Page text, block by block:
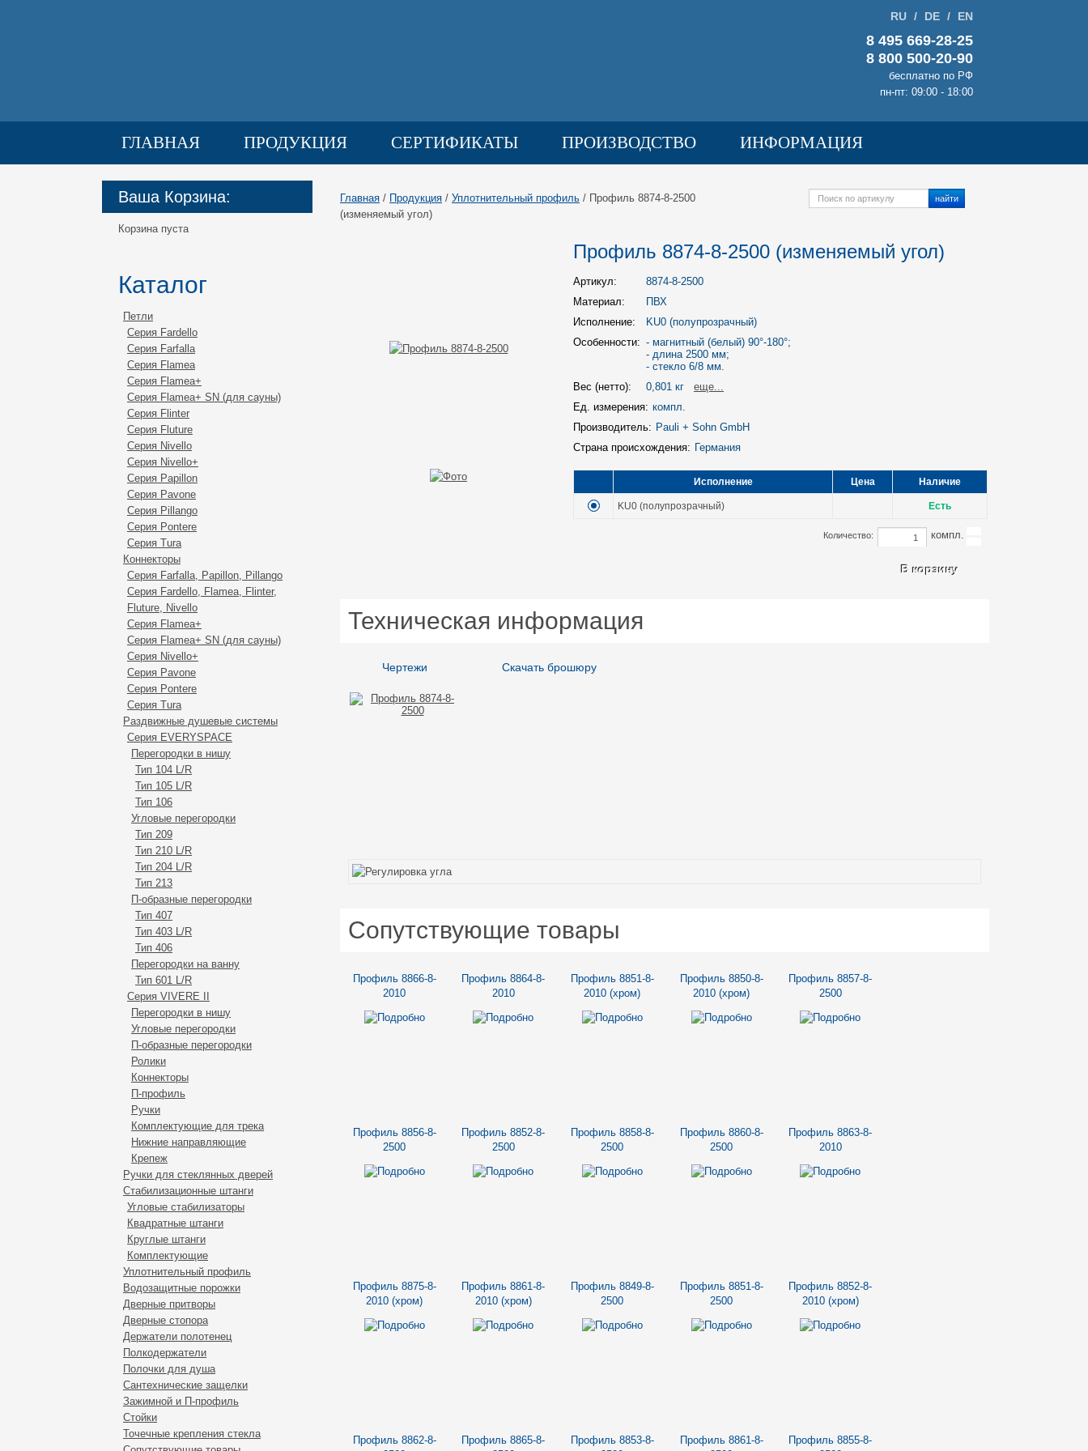
RU / DE / EN
8 495 669-28-25
8 800 500-20-90
бесплатно по РФ
пн-пт: 09:00 - 18:00
ГЛАВНАЯ ПРОДУКЦИЯ СЕРТИФИКАТЫ ПРОИЗВОДСТВО ИНФОРМАЦИЯ
ГАЛЕРЕЯ ДОСТАВКА
Ваша Корзина:
Корзина пуста
Каталог
Петли
Серия Fardello
Серия Farfalla
Серия Flamea
Серия Flamea+
Серия Flamea+ SN (для сауны)
Серия Flinter
Серия Fluture
Серия Nivello
Серия Nivello+
Серия Papillon
Серия Pavone
Серия Pillango
Серия Pontere
Серия Tura
Коннекторы
Серия Farfalla, Papillon, Pillango
Серия Fardello, Flamea, Flinter,
Fluture, Nivello
Серия Flаmea+
Серия Flamea+ SN (для сауны)
Серия Nivello+
Cерия Pavone
Серия Pontere
Серия Tura
Раздвижные душевые системы
Серия EVERYSPACE
Перегорoдки в нишу
Тип 104 L/R
Тип 105 L/R
Тип 106
Углoвые перегородки
Тип 209
Тип 210 L/R
Тип 204 L/R
Тип 213
П-образные перегорoдки
Тип 407
Тип 403 L/R
Тип 406
Перегородки на ванну
Тип 601 L/R
Серия VIVERE II
Перегородки в нишу
Угловые перегородки
П-образные перегородки
Ролики
Коннекторы
П-профиль
Ручки
Комплектующие для трека
Нижние направляющие
Крепеж
Ручки для стеклянных дверей
Стабилизационные штанги
Угловые стабилизаторы
Квадратные штанги
Круглые штанги
Комплектующие
Уплотнительный профиль
Водозащитные порожки
Дверные притворы
Дверные стопора
Держатели полотенец
Полкодержатели
Полочки для душа
Сантехнические защелки
Зажимной и П-профиль
Стойки
Точечные крепления стекла
Главная / Продукция / Уплотнительный профиль / Профиль 8874-8-2500
(изменяемый угол)
найти
Профиль 8874-8-2500 (изменяемый угол)
Артикул:
8874-8-2500
Материал:
ПВХ
Исполнение:
KU0 (полупрозрачный)
Особенности: - магнитный (белый) 90°-180°;
- длина 2500 мм;
- стекло 6/8 мм.
Вес (нетто):
0,801 кг eще...
Ед. измерения: компл.
Производитель: Pauli + Sohn GmbH
Страна происхождения: Германия
Исполнение Цена Наличие
KU0 (полупрозрачный) Есть
компл.
Количество:
Техническая информация
Чертежи Скачать брошюру
Сопутствующие товары
Профиль 8866-8-
2010
Профиль 8864-8-
2010
Профиль 8851-8-
2010 (хром)
Профиль 8850-8-
2010 (хром)
Профиль 8857-8-
2500
Профиль 8856-8-
2500
Профиль 8852-8-
2500
Профиль 8858-8-
2500
Профиль 8860-8-
2500
Профиль 8863-8-
2010
Профиль 8875-8-
2010 (хром)
Профиль 8861-8-
2010 (хром)
Профиль 8849-8-
2500
Профиль 8851-8-
2500
Профиль 8852-8-
2010 (хром)
Профиль 8862-8-
Профиль 8865-8-
Профиль 8853-8-
Профиль 8861-8-
Профиль 8855-8-